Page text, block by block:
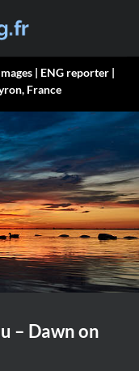
| ENG reporter |
France
– Dawn on